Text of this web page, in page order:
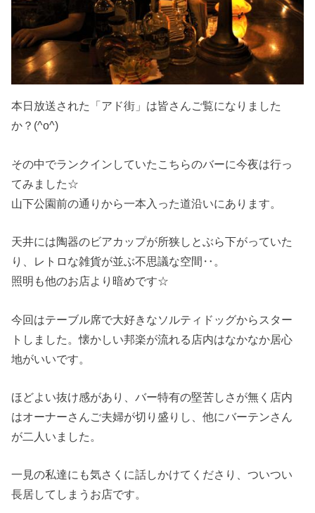
本日放送された「アド街」は皆さんご覧になりました
か？(^o^)
その中でランクインしていたこちらのバーに今夜は行っ
てみました☆
山下公園前の通りから一本入った道沿いにあります。
天井には陶器のビアカップが所狭しとぶら下がっていた
り、レトロな雑貨が並ぶ不思議な空間‥。
照明も他のお店より暗めです☆
今回はテーブル席で大好きなソルティドッグからスター
トしました。懐かしい邦楽が流れる店内はなかなか居心
地がいいです。
ほどよい抜け感があり、バー特有の堅苦しさが無く店内
はオーナーさんご夫婦が切り盛りし、他にバーテンさん
が二人いました。
一見の私達にも気さくに話しかけてくださり、ついつい
長居してしまうお店です。